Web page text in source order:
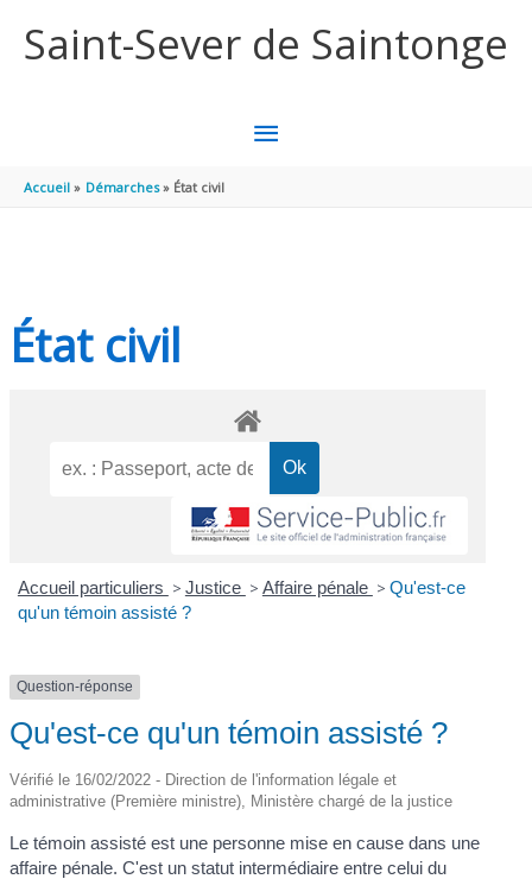
Saint-Sever de Saintonge
MENU
Accueil Démarches État civil
État civil
Accueil particuliers > Justice > Affaire pénale > Qu'est-ce
qu'un témoin assisté ?
Question-réponse
Qu'est-ce qu'un témoin assisté ?
Vérifié le 16/02/2022 - Direction de l'information légale et
administrative (Première ministre), Ministère chargé de la justice
Le témoin assisté est une personne mise en cause dans une
affaire pénale. C'est un statut intermédiaire entre celui du